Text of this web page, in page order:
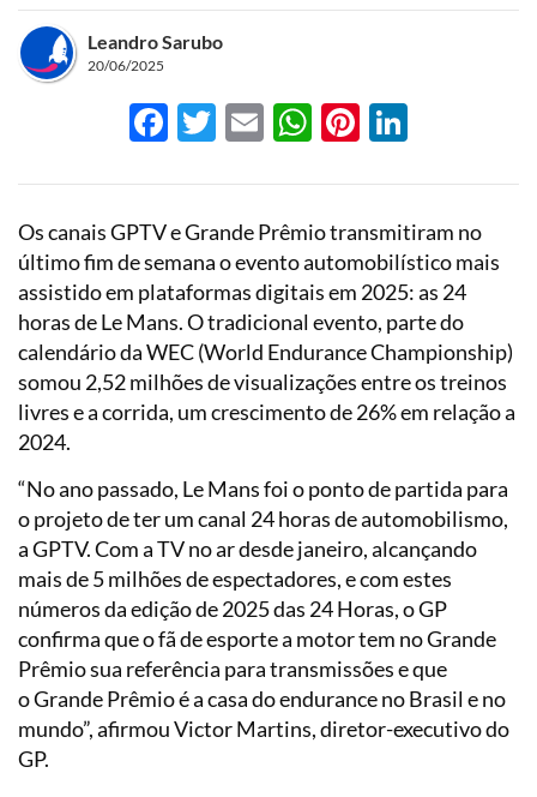
Leandro Sarubo
20/06/2025
Facebook
Twitter
EmailWhatsApp
Pinterest
Os canais GPTV e Grande Prêmio transmitiram no
último fim de semana o evento automobilístico mais
assistido em plataformas digitais em 2025: as 24
horas de Le Mans. O tradicional evento, parte do
calendário da WEC (World Endurance Championship)
somou 2,52 milhões de visualizações entre os treinos
livres e a corrida, um crescimento de 26% em relação a
2024.
“No ano passado, Le Mans foi o ponto de partida para
o projeto de ter um canal 24 horas de automobilismo,
a GPTV. Com a TV no ar desde janeiro, alcançando
mais de 5 milhões de espectadores, e com estes
números da edição de 2025 das 24 Horas, o GP
confirma que o fã de esporte a motor tem no Grande
Prêmio sua referência para transmissões e que
o Grande Prêmio é a casa do endurance no Brasil e no
mundo”, afirmou Victor Martins, diretor-executivo do
GP.